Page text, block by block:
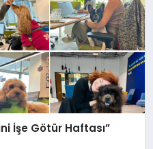
İşe Götür Haftası”